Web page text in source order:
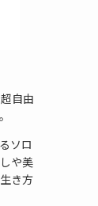
自由
ソロ
や美
き方